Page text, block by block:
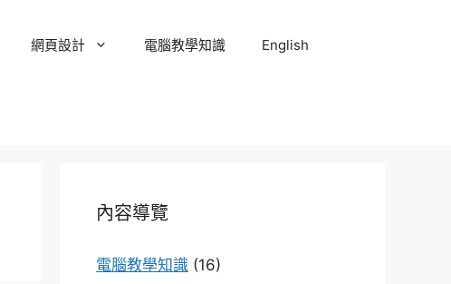
網頁設計 電腦教學知識 English
內容導覽
電腦教學知識 (16)